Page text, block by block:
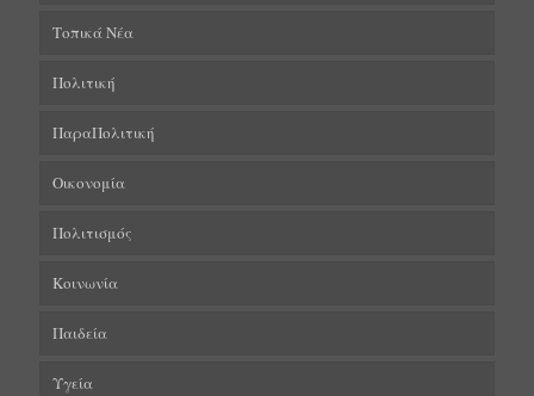
Τοπικά Νέα
Πολιτική
ΠαραΠολιτική
Οικονομία
Πολιτισμός
Κοινωνία
Παιδεία
Υγεία